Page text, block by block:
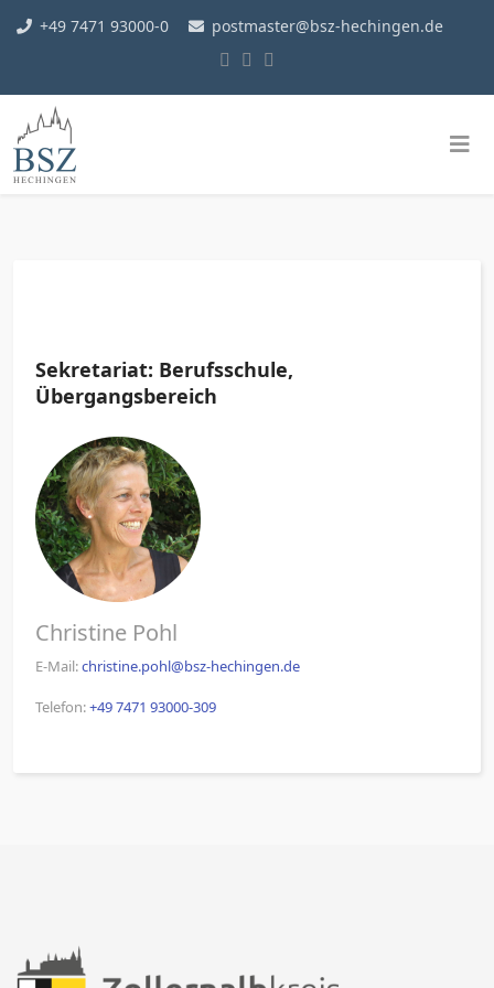
+49 7471 93000-0 postmaster@bsz-hechingen.de
Sekretariat: Berufsschule,
Übergangsbereich
Christine Pohl
E-Mail:christine.pohl@bsz-hechingen.de
Telefon:+49 7471 93000-309